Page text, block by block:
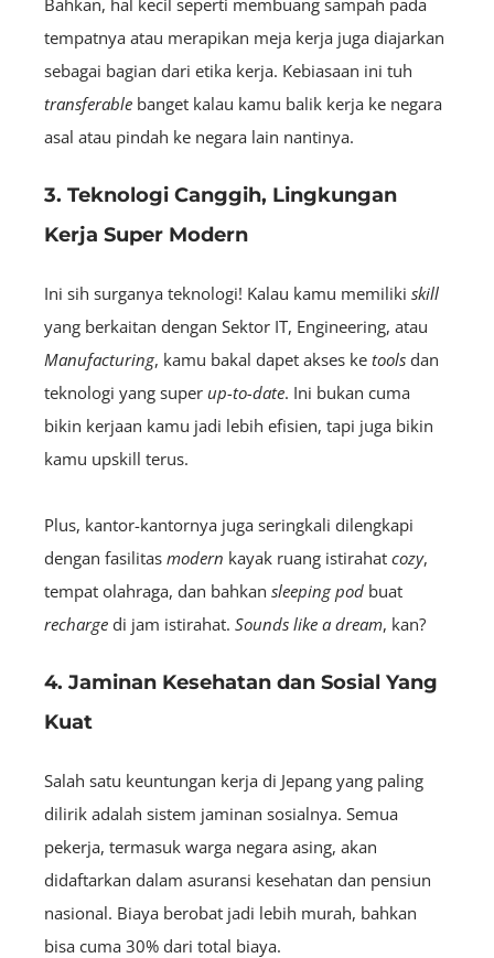
tempatnya atau merapikan meja kerja juga diajarkan
sebagai bagian dari etika kerja. Kebiasaan ini tuh
transferable banget kalau kamu balik kerja ke negara
asal atau pindah ke negara lain nantinya.
3. Teknologi Canggih, Lingkungan
Kerja Super Modern
Ini sih surganya teknologi! Kalau kamu memiliki skill
yang berkaitan dengan Sektor IT, Engineering, atau
Manufacturing, kamu bakal dapet akses ke tools dan
teknologi yang super up-to-date. Ini bukan cuma
bikin kerjaan kamu jadi lebih efisien, tapi juga bikin
kamu upskill terus.
Plus, kantor-kantornya juga seringkali dilengkapi
dengan fasilitas modern kayak ruang istirahat cozy,
tempat olahraga, dan bahkan sleeping pod buat
recharge di jam istirahat. Sounds like a dream, kan?
4. Jaminan Kesehatan dan Sosial Yang
Kuat
Salah satu keuntungan kerja di Jepang yang paling
dilirik adalah sistem jaminan sosialnya. Semua
pekerja, termasuk warga negara asing, akan
didaftarkan dalam asuransi kesehatan dan pensiun
nasional. Biaya berobat jadi lebih murah, bahkan
bisa cuma 30% dari total biaya.